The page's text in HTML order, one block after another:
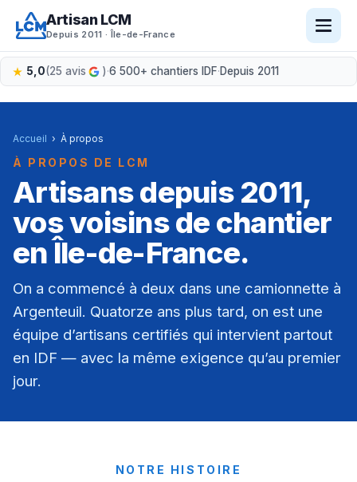
contenu
Artisan LCM
Depuis 2011 · Île-de-France
5,0(25 avis )·6 500+ chantiers IDF·Depuis 2011
Accueil › À propos
À PROPOS DE LCM
Artisans depuis 2011,
vos voisins de chantier
en Île-de-France.
On a commencé à deux dans une camionnette à
Argenteuil. Quatorze ans plus tard, on est une
équipe d’artisans certifiés qui intervient partout
en IDF — avec la même exigence qu’au premier
jour.
NOTRE HISTOIRE